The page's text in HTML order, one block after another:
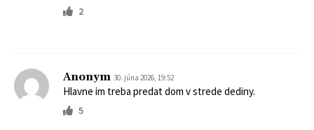
2
Anonym 30. júna 2026, 19:52
Hlavne im treba predat dom v strede dediny.
5